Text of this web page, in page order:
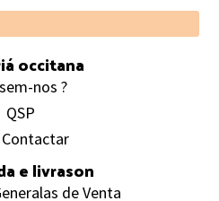
occitana
nos ?
QSP
e livrason
de Venta